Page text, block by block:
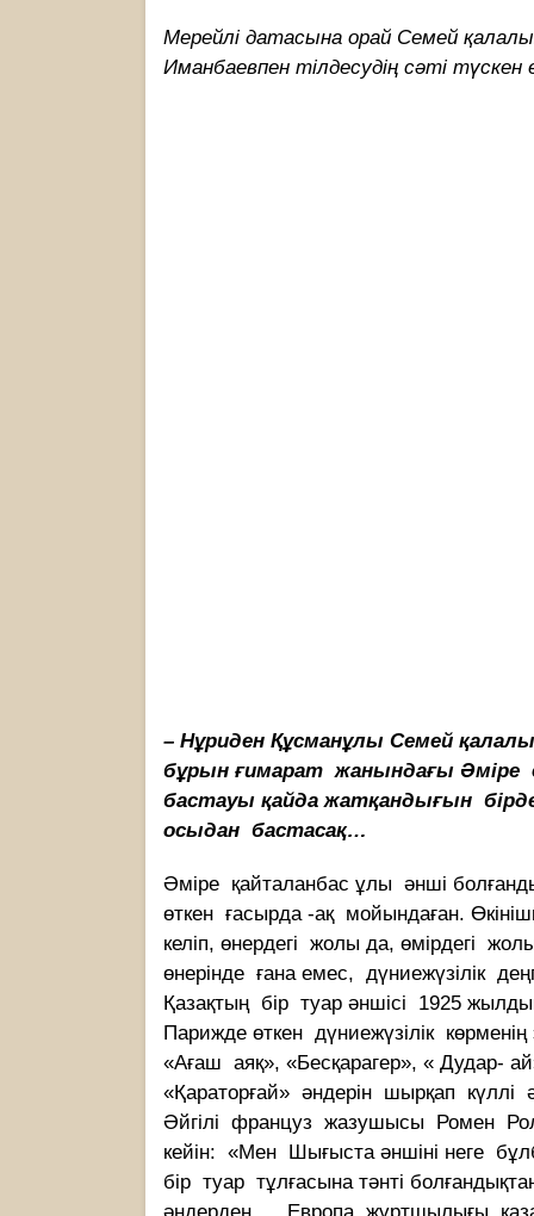
Мерейлі датасына орай Семей
Иманбаевпен тілдесудің сәті түскен
– Нұриден Құсманұлы Семей
бұрын ғимарат жанындағы Әміре
бастауы қайда жатқандығын
осыдан бастасақ…
Әміре қайталанбас ұлы әнші
өткен ғасырда -ақ мойындаған.
келіп, өнердегі жолы да, өмірдегі
өнерінде ғана емес, дүниежүзілік
Қазақтың бір туар әншісі 1925
Парижде өткен дүниежүзілік
«Ағаш аяқ», «Бесқарагер», « Дудар-
«Қараторғай» әндерін шырқап
Әйгілі француз жазушысы Ромен
кейін: «Мен Шығыста әншіні неге
бір туар тұлғасына тәнті